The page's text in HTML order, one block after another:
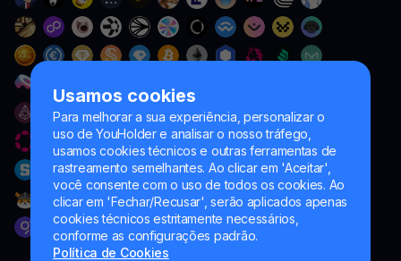
Usamos cookies
Para melhorar a sua experiência, personalizar o
uso de YouHolder e analisar o nosso tráfego,
usamos cookies técnicos e outras ferramentas de
rastreamento semelhantes. Ao clicar em 'Aceitar',
você consente com o uso de todos os cookies. Ao
clicar em 'Fechar/Recusar', serão aplicados apenas
cookies técnicos estritamente necessários,
conforme as configurações padrão.
Política de Cookies